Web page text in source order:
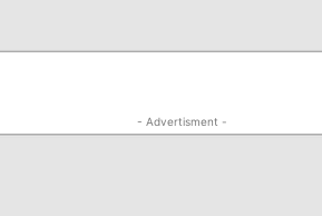
- Advertisment -